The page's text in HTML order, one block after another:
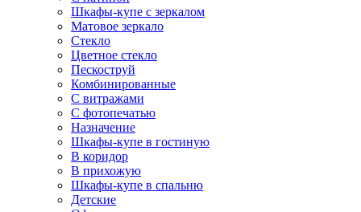
Шкафы-купе с зеркалом
Матовое зеркало
Стекло
Цветное стекло
Пескоструй
Комбинированные
С витражами
С фотопечатью
Назначение
Шкафы-купе в гостиную
В коридор
В прихожую
Шкафы-купе в спальню
Детские